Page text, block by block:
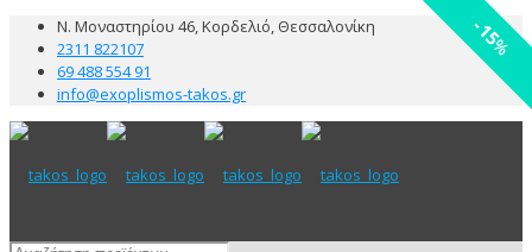
Ν. Μοναστηρίου 46, Κορδελιό, Θεσσαλονίκη
2311 822107
69 488 554 91
info@exoplismos-takos.gr
%
15